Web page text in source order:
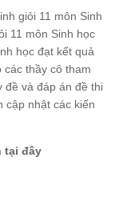
giỏi 11 môn Sinh
11 môn Sinh học
học đạt kết quả
các thầy cô tham
đề và đáp án đề thi
cập nhật các kiến
tại đây